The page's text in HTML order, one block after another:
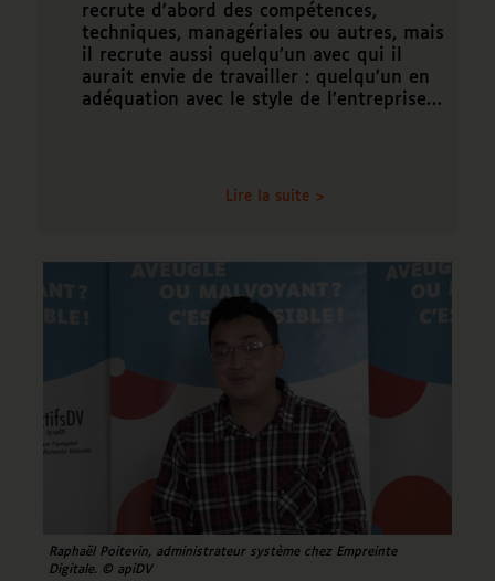
recrute d’abord des compétences,
techniques, managériales ou autres, mais
il recrute aussi quelqu’un avec qui il
aurait envie de travailler : quelqu’un en
adéquation avec le style de l’entreprise…
Lire la suite >
Raphaël Poitevin, administrateur système chez Empreinte
Digitale. © apiDV